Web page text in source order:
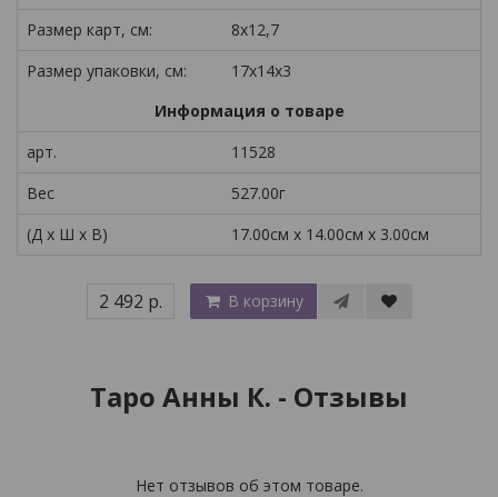
Размер карт, см:
8x12,7
Размер упаковки, см:
17х14х3
Информация о товаре
арт.
11528
Вес
527.00г
(Д x Ш x В)
17.00см x 14.00см x 3.00см
2 492 р. В корзину
Таро Анны К. - Отзывы
Нет отзывов об этом товаре.